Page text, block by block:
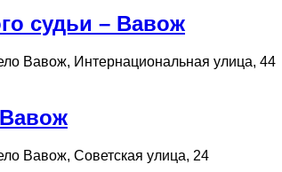
судьи – Вавож
Вавож, Интернациональная улица, 44
Вавож, Советская улица, 24